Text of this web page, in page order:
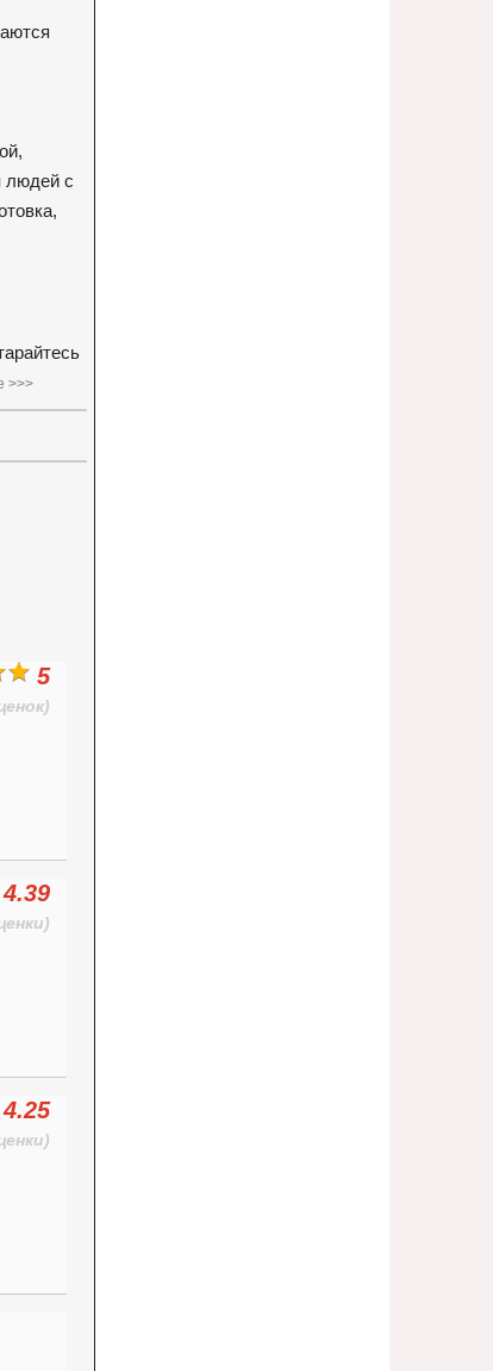
людей с
>>>
5
4.39
4.25